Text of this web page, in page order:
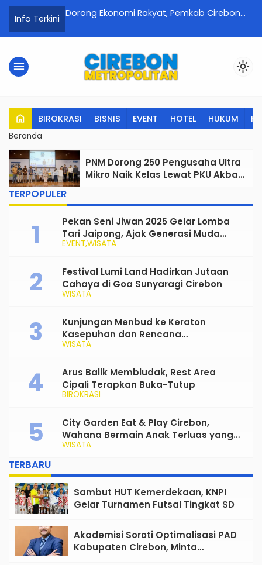
Info Terkini Dorong Ekonomi Rakyat, Pemkab Cirebon
menu light_mode
home BIROKRASI BISNIS EVENT HOTEL HUKUM
Beranda
PNM Dorong 250 Pengusaha Ultra
Mikro Naik Kelas Lewat PKU Akbar
TERPOPULER
EVENT WISATA
Pekan Seni Jiwan 2025 Gelar Lomba
Tari Jaipong, Ajak Generasi Muda
Rayakan dan Lestarikan Budaya
WISATA
Festival Lumi Land Hadirkan Jutaan
Cahaya di Goa Sunyaragi Cirebon
WISATA
Kunjungan Menbud ke Keraton
Kasepuhan dan Rencana
Transformasi Gedung Kesenian Nyi
BIROKRASI
Arus Balik Membludak, Rest Area
Cipali Terapkan Buka-Tutup
WISATA
City Garden Eat & Play Cirebon,
Wahana Bermain Anak Terluas yang
Siap Jadi Favorit Keluarga
TERBARU
Sambut HUT Kemerdekaan, KNPI
Gelar Turnamen Futsal Tingkat SD
Akademisi Soroti Optimalisasi PAD
Kabupaten Cirebon, Minta